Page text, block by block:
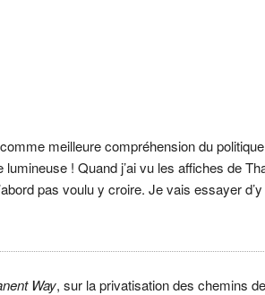
meilleure compréhension du
lumineuse ! Quand j’ai vu les affiches de
pas voulu y croire. Je vais essayer
Way, sur la privatisation des chemins